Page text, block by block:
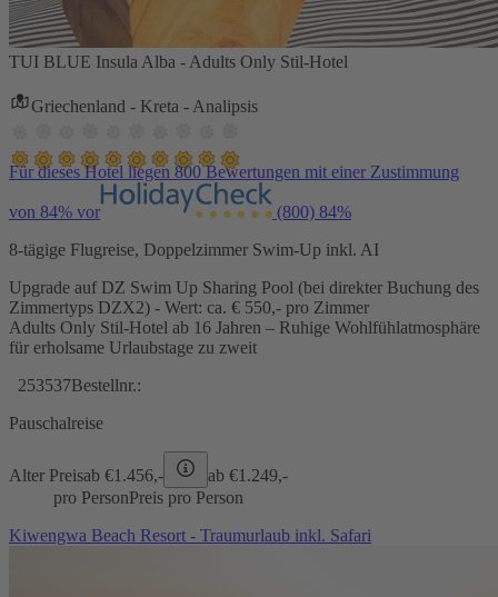
TUI BLUE Insula Alba - Adults Only Stil-Hotel
Griechenland - Kreta - Analipsis
Für dieses Hotel liegen 800 Bewertungen mit einer Zustimmung
von 84% vor (800) 84%
8-tägige Flugreise, Doppelzimmer Swim-Up inkl. AI
Upgrade auf DZ Swim Up Sharing Pool (bei direkter Buchung des
Zimmertyps DZX2) - Wert: ca. € 550,- pro Zimmer
Adults Only Stil-Hotel ab 16 Jahren – Ruhige Wohlfühlatmosphäre
für erholsame Urlaubstage zu zweit
253537Bestellnr.:
Pauschalreise
Alter Preisab €1.456,- ab €1.249,-
pro PersonPreis pro Person
Kiwengwa Beach Resort - Traumurlaub inkl. Safari